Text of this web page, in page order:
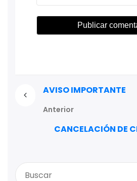
AVISO IMPORTANTE
Anterior
CANCELACIÓN DE